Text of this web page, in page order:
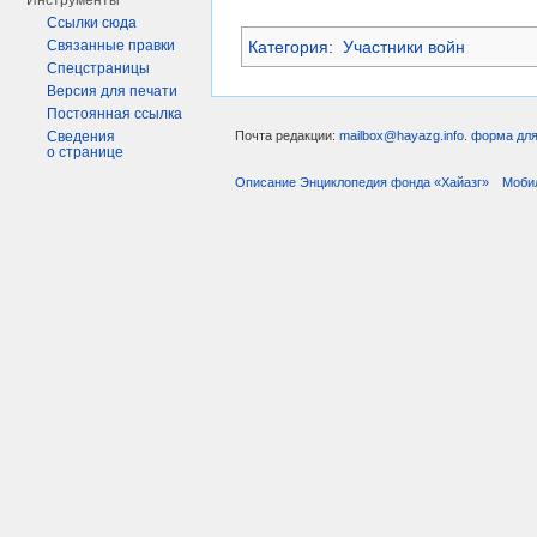
Категория: Участники войн
Ссылки сюда
Связанные правки
Спецстраницы
Версия для печати
Постоянная ссылка
Сведения
о странице
Почта редакции: mailbox@hayazg.info форма
Описание Энциклопедия фонда «Хайазг»